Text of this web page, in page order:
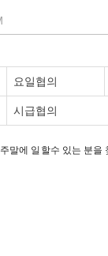
요일협의
시급협의
에 일할수 있는 분을